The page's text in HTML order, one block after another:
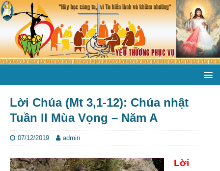
Lời Chúa (Mt 3,1-12): Chúa nhật
Tuần II Mùa Vọng – Năm A
07/12/2019 admin
Lời